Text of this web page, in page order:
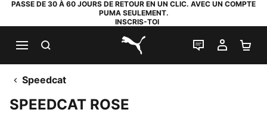
PASSE DE 30 À 60 JOURS DE RETOUR EN UN CLIC. AVEC UN COMPTE
PUMA SEULEMENT.
INSCRIS-TOI
PUMA.com
LIVE CHAT
MON
Speedcat
SPEEDCAT ROSE